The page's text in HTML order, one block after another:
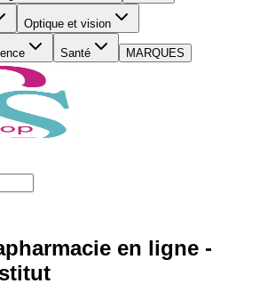
Optique et vision
Santé MARQUES
en ligne -